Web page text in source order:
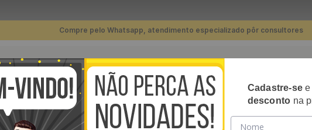
Compre pelo Whatsapp, atendimento especializado pôr consultores
PAINÉIS RIPADOS PLACAS 3D PAPÉIS DE PAREDE
Papel de Parede Adesivo Tijolo Tijolinho Texturizado Preto - Medidas: 48 x 300 cm
TERMOS MAIS BUSCADOS
1º piso
2º banheiro
Cadastre-see
desconto na